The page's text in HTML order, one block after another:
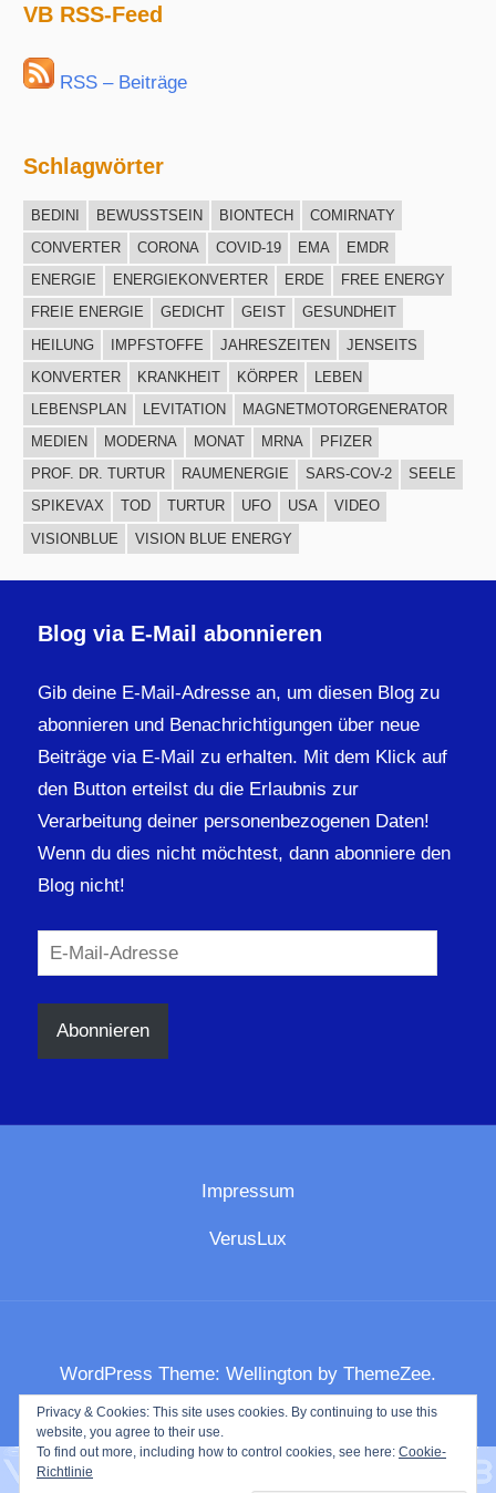
VB RSS-Feed
RSS – Beiträge
Schlagwörter
BEDINI BEWUSSTSEIN BIONTECH
COMIRNATY
CONVERTER
CORONA COVID-19 EMA
EMDR
ENERGIE
ENERGIEKONVERTER ERDE
FREE ENERGY
FREIE ENERGIE
GEDICHT GEIST
GESUNDHEIT
HEILUNG
IMPFSTOFFE JAHRESZEITEN
JENSEITS
KONVERTER
KRANKHEIT KÖRPER
LEBEN
LEBENSPLAN
LEVITATION
MAGNETMOTORGENERATOR
MEDIEN
MODERNA MONAT MRNA
PFIZER
PROF. DR. TURTUR
RAUMENERGIE SARS-COV-2
SEELE
SPIKEVAX
TOD TURTUR UFO USA
VIDEO
VISIONBLUE
VISION BLUE ENERGY
Blog via E-Mail abonnieren
Gib deine E-Mail-Adresse an, um diesen Blog zu
abonnieren und Benachrichtigungen über neue
Beiträge via E-Mail zu erhalten. Mit dem Klick auf
den Button erteilst du die Erlaubnis zur
Verarbeitung deiner personenbezogenen Daten!
Wenn du dies nicht möchtest, dann abonniere den
Blog nicht!
E-
Mail-
Adresse
Abonnieren
Impressum
VerusLux
WordPress Theme: Wellington by ThemeZee.
Privacy & Cookies: This site uses cookies. By continuing to use this
website, you agree to their use.
To find out more, including how to control cookies, see here: Cookie-
Richtlinie